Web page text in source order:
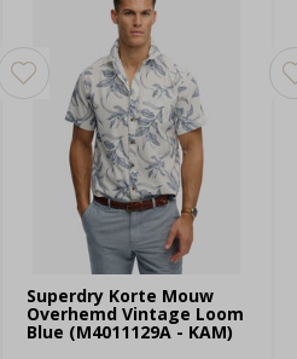
Superdry Korte Mouw
Overhemd Vintage Loom
Blue (M4011129A - KAM)